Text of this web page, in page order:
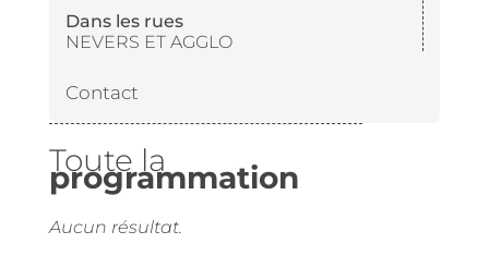
Dans les rues
NEVERS ET AGGLO
Contact
Toute la
programmation
Aucun résultat.